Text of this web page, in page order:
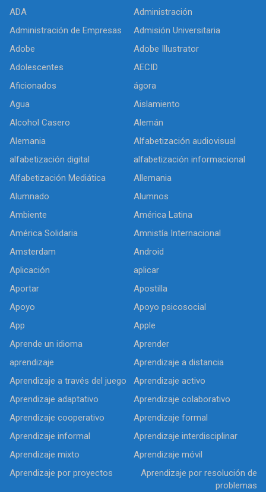
ADA
Administración
Administración de Empresas
Admisión Universitaria
Adobe
Adobe Illustrator
Adolescentes
AECID
Aficionados
ágora
Agua
Aislamiento
Alcohol Casero
Alemán
Alemania
Alfabetización audiovisual
alfabetización digital
alfabetización informacional
Alfabetización Mediática
Allemania
Alumnado
Alumnos
Ambiente
América Latina
América Solidaria
Amnistía Internacional
Amsterdam
Android
Aplicación
aplicar
Aportar
Apostilla
Apoyo
Apoyo psicosocial
App
Apple
Aprende un idioma
Aprender
aprendizaje
Aprendizaje a distancia
Aprendizaje a través del juego
Aprendizaje activo
Aprendizaje adaptativo
Aprendizaje colaborativo
Aprendizaje cooperativo
Aprendizaje formal
Aprendizaje informal
Aprendizaje interdisciplinar
Aprendizaje mixto
Aprendizaje móvil
Aprendizaje por proyectos
Aprendizaje por resolución de
problemas